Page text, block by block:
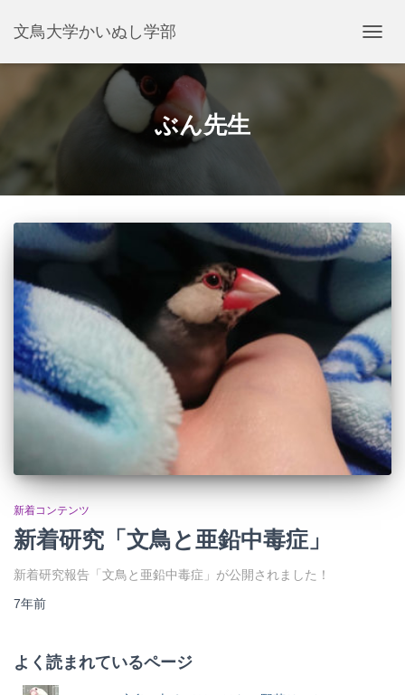
文鳥大学かいぬし学部
ビ
ゲ
え
ぶん先生
新着コンテンツ
新着研究「文鳥と亜鉛中毒症」
新着研究報告「文鳥と亜鉛中毒症」が公開されました！
7年前
よく読まれているページ